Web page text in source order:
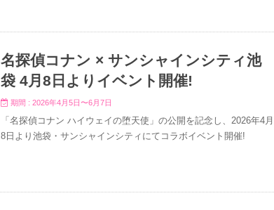
名探偵コナン × サンシャインシティ池
袋 4月8日よりイベント開催!
期間 : 2026年4月5日〜6月7日
「名探偵コナン ハイウェイの堕天使」の公開を記念し、2026年4月
8日より池袋・サンシャインシティにてコラボイベント開催!